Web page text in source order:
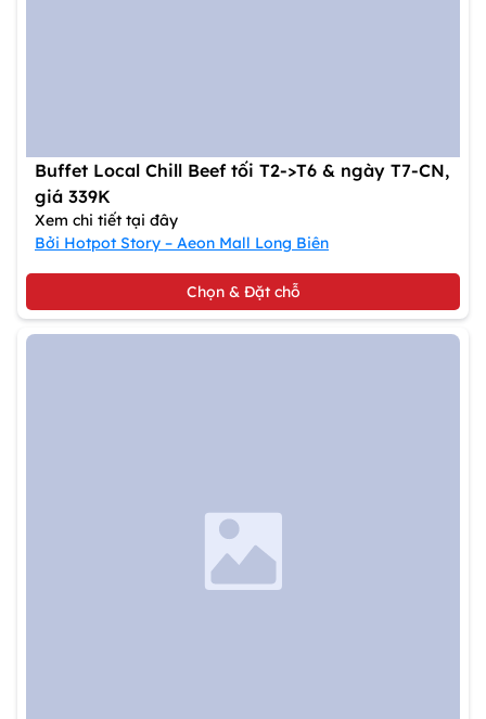
Buffet Local Chill Beef tối T2->T6 & ngày T7-CN,
giá 339K
Xem chi tiết tại đây
Bởi Hotpot Story – Aeon Mall Long Biên
Chọn & Đặt chỗ